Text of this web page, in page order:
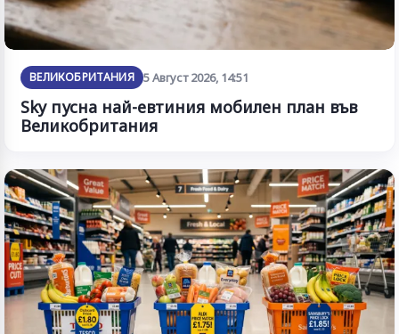
ВЕЛИКОБРИТАНИЯ 5 Август 2026, 14:51
Sky пусна най-евтиния мобилен план във
Великобритания